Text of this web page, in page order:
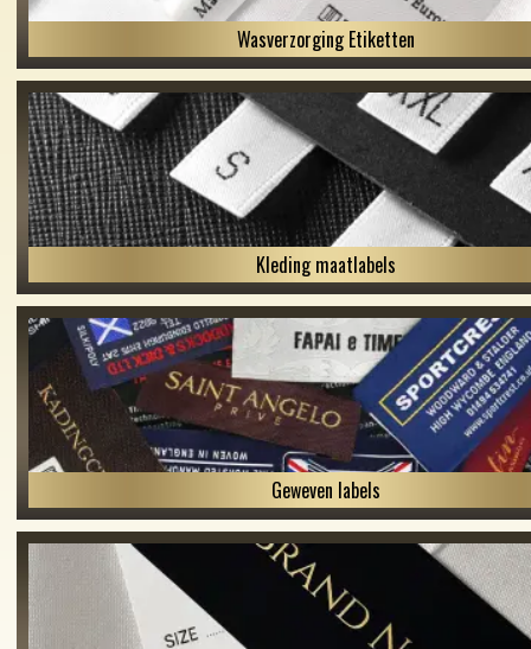
Wasverzorging Etiketten
Kleding maatlabels
Geweven labels